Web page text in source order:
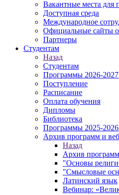
Вакантные места для
Доступная среда
Международное
Официальные сайты
Партнеры
Студентам
Назад
Студентам
Программы 2026-2027
Поступление
Расписание
Оплата обучения
Дипломы
Библиотека
Программы 2025-2026
Архив программ и
Назад
Архив
"Основы
"Смысловые
Латинский язык
Вебинар: